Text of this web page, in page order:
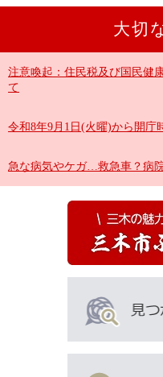
大切
注意喚起：住民税及び国民健
て
令和8年9月1日(火曜)から開庁
急な病気やケガ…救急車？病院